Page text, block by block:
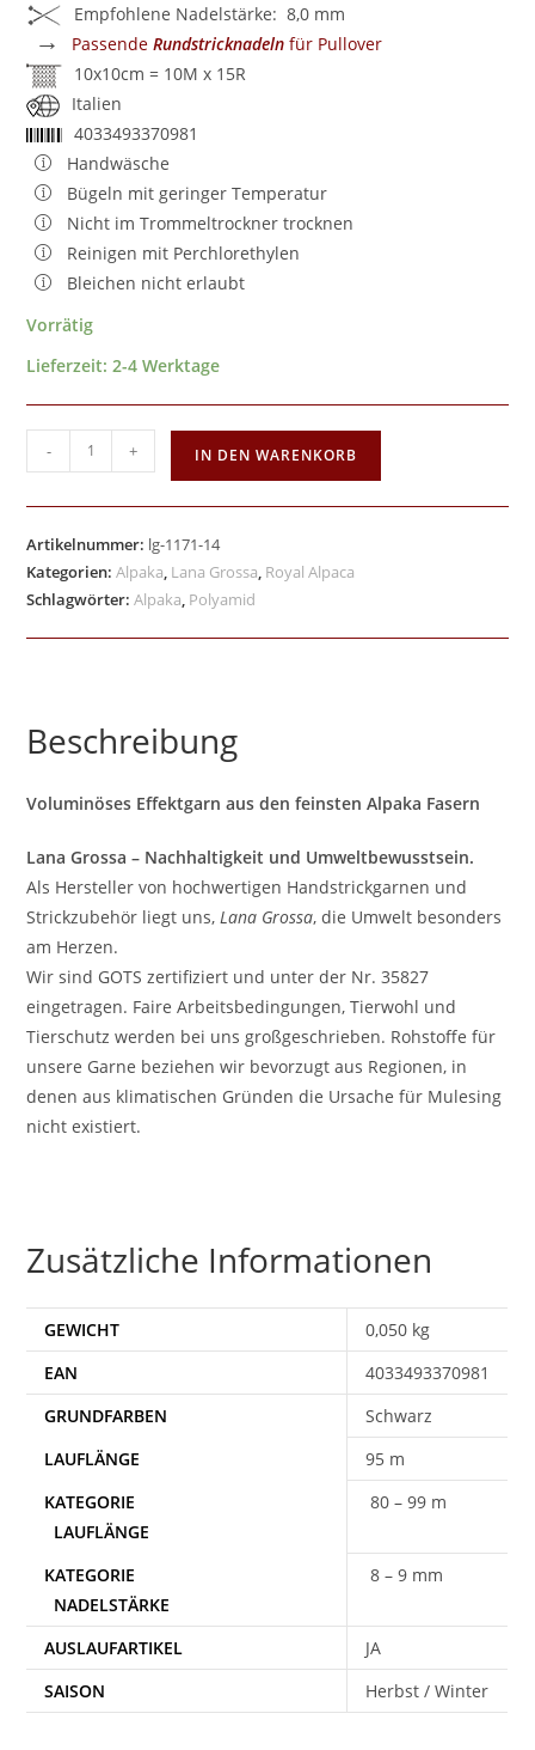
Empfohlene Nadelstärke: 8,0 mm
→ PassendeRundstricknadeln für Pullover
10x10cm = 10M x 15R
Italien
4033493370981
Handwäsche
Bügeln mit geringer Temperatur
Nicht im Trommeltrockner trocknen
Reinigen mit Perchlorethylen
Bleichen nicht erlaubt
Vorrätig
Lieferzeit:2-4 Werktage
- + IN DEN WARENKORB
Artikelnummer: lg-1171-14
Kategorien:Alpaka, Lana Grossa, Royal Alpaca
Schlagwörter:Alpaka, Polyamid
Beschreibung
Voluminöses Effektgarn aus den feinsten Alpaka Fasern
Lana Grossa – Nachhaltigkeit und Umweltbewusstsein.
Als Hersteller von hochwertigen Handstrickgarnen und
Strickzubehör liegt uns,Lana Grossa, die Umwelt besonders
am Herzen.
Wir sind GOTS zertifiziert und unter der Nr. 35827
eingetragen. Faire Arbeitsbedingungen, Tierwohl und
Tierschutz werden bei uns großgeschrieben. Rohstoffe für
unsere Garne beziehen wir bevorzugt aus Regionen, in
denen aus klimatischen Gründen die Ursache für Mulesing
nicht existiert.
Zusätzliche Informationen
GEWICHT
0,050 kg
EAN
4033493370981
Schwarz
95 m
80 – 99 m
8 – 9 mm
AUSLAUFARTIKEL
JA
SAISON
Herbst / Winter